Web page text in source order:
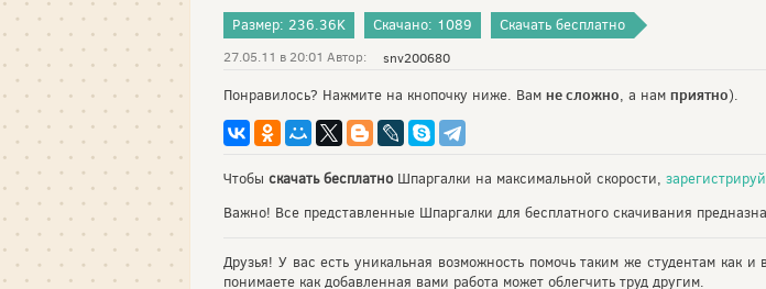
Размер: 236.36K Скачано: 1089 Скачать бесплатно
27.05.11 в 20:01 Автор: snv200680
Понравилось? Нажмите на кнопочку ниже. Вам не сложно, а нам приятно).
Чтобы скачать бесплатно Шпаргалки на максимальной скорости,
Важно! Все представленные Шпаргалки для бесплатного скачивания
Друзья! У вас есть уникальная возможность помочь таким же студентам
понимаете как добавленная вами работа может облегчить труд другим.